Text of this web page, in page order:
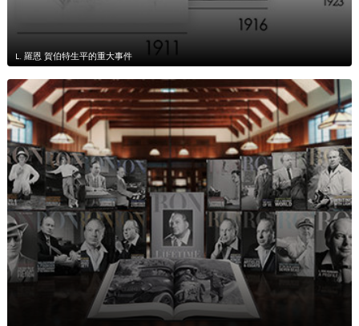
L. 羅恩 賀伯特生平的重大事件